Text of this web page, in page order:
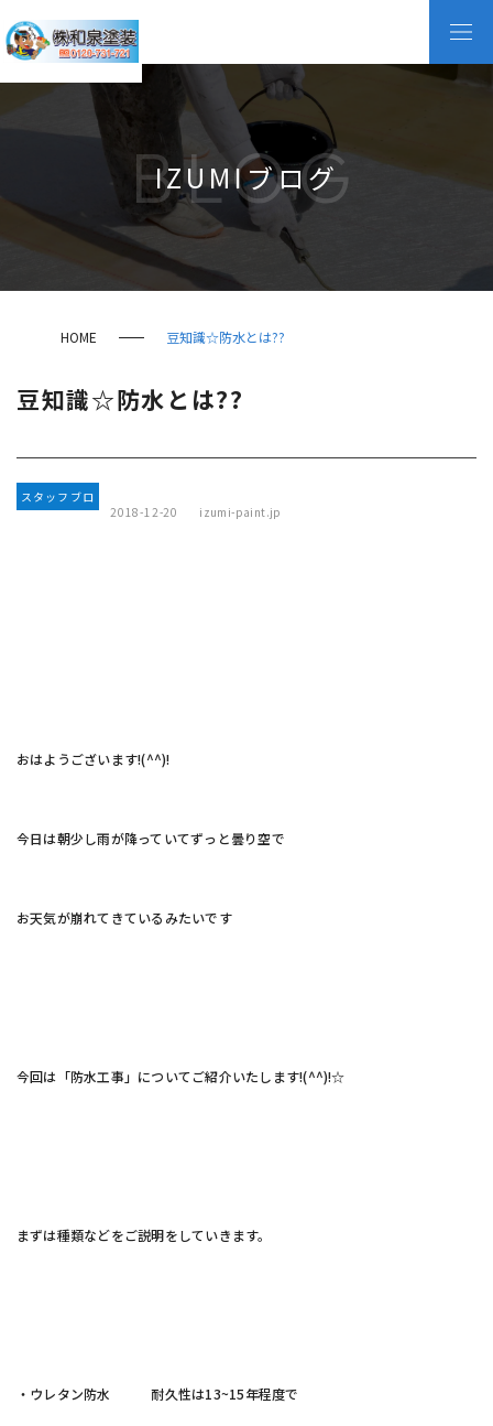
IZUMIブログ
BLOG
HOME 豆知識☆防水とは??
豆知識☆防水とは??
スタッフブロ
2018-12-20 izumi-paint.jp
おはようございます!(^^)!
今日は朝少し雨が降っていてずっと曇り空で
お天気が崩れてきているみたいです
今回は「防水工事」についてご紹介いたします!(^^)!☆
まずは種類などをご説明をしていきます。
・ウレタン防水 耐久性は13~15年程度で